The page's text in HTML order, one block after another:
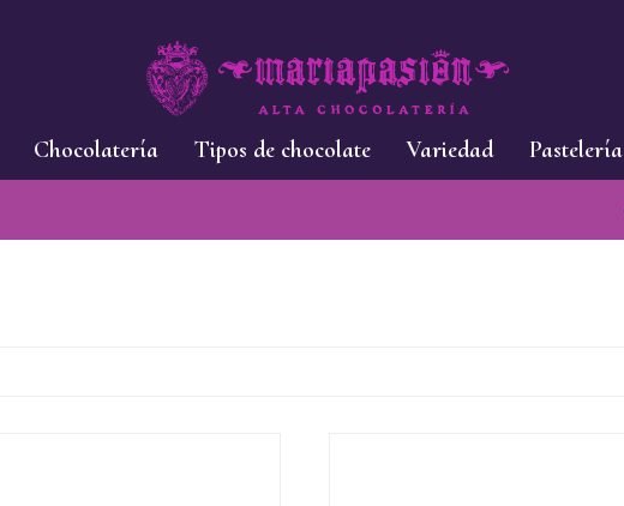
Chocolatería Tipos de chocolate Variedad Pastelería